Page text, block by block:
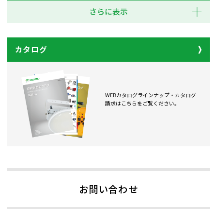
さらに表示
カタログ
WEBカタログラインナップ・カタログ
請求はこちらをご覧ください。
お問い合わせ